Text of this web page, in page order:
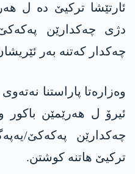
ئارتێشا تركیێ ده‌ ل
چه‌كدار كه‌تنه‌ به‌ر
وه‌زاره‌تا پاراستنا
چه‌كدارێن په‌كه‌كێ/
تركیێ هاتنه‌ كوشتن.